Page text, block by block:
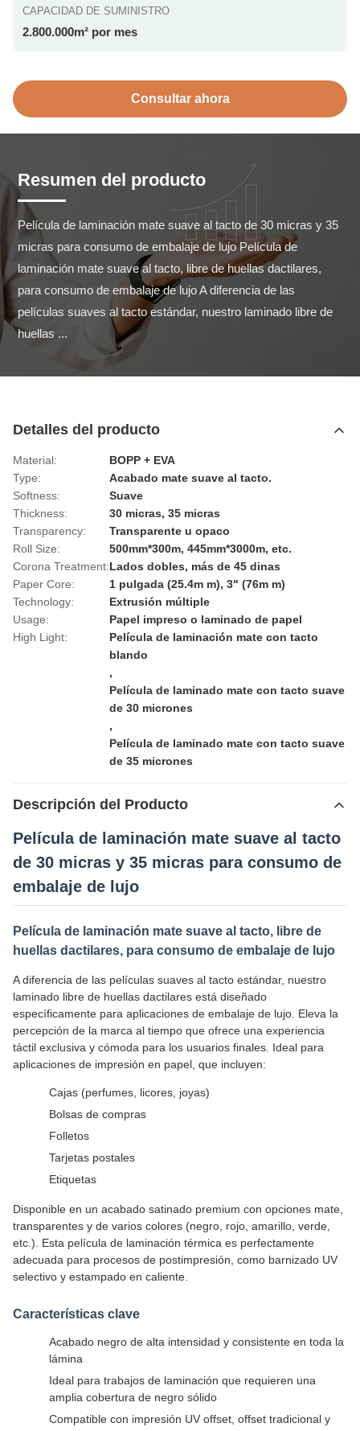
CAPACIDAD DE SUMINISTRO
2.800.000m² por mes
Consultar ahora
Resumen del producto
Película de laminación mate suave al tacto de 30 micras y 35
micras para consumo de embalaje de lujo Película de
laminación mate suave al tacto, libre de huellas dactilares,
para consumo de embalaje de lujo A diferencia de las
películas suaves al tacto estándar, nuestro laminado libre de
huellas ...
Detalles del producto
Material:
BOPP + EVA
Type:
Acabado mate suave al tacto.
Softness:
Suave
Thickness:
30 micras, 35 micras
Transparency:
Transparente u opaco
Roll Size:
500mm*300m, 445mm*3000m, etc.
Corona Treatment:Lados dobles, más de 45 dinas
Paper Core:
1 pulgada (25.4m m), 3" (76m m)
Technology:
Extrusión múltiple
Usage:
Papel impreso o laminado de papel
High Light:
Película de laminación mate con tacto
blando
,
Película de laminado mate con tacto suave
de 30 micrones
,
Película de laminado mate con tacto suave
de 35 micrones
Descripción del Producto
Película de laminación mate suave al tacto
de 30 micras y 35 micras para consumo de
embalaje de lujo
Película de laminación mate suave al tacto, libre de
huellas dactilares, para consumo de embalaje de lujo
A diferencia de las películas suaves al tacto estándar, nuestro
laminado libre de huellas dactilares está diseñado
específicamente para aplicaciones de embalaje de lujo. Eleva la
percepción de la marca al tiempo que ofrece una experiencia
táctil exclusiva y cómoda para los usuarios finales. Ideal para
aplicaciones de impresión en papel, que incluyen:
Cajas (perfumes, licores, joyas)
Bolsas de compras
Folletos
Tarjetas postales
Etiquetas
Disponible en un acabado satinado premium con opciones mate,
transparentes y de varios colores (negro, rojo, amarillo, verde,
etc.). Esta película de laminación térmica es perfectamente
adecuada para procesos de postimpresión, como barnizado UV
selectivo y estampado en caliente.
Características clave
Acabado negro de alta intensidad y consistente en toda la
lámina
Ideal para trabajos de laminación que requieren una
amplia cobertura de negro sólido
Compatible con impresión UV offset, offset tradicional y